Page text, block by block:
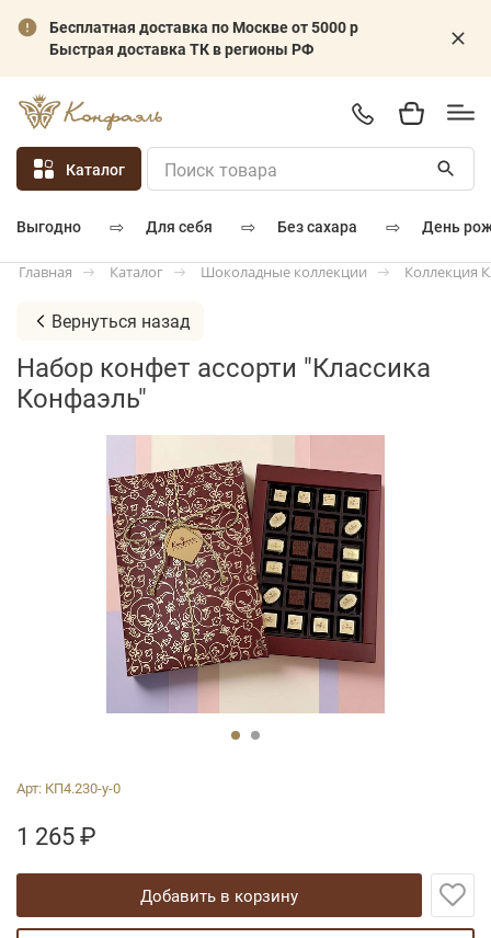
Бесплатная доставка по Москве от 5000 р
Быстрая доставка ТК в регионы РФ
Каталог
выгодно ⇨ для себя ⇨ без сахара ⇨ день
Главная Каталог Шоколадные коллекции Коллекция
Вернуться назад
Набор конфет ассорти "Классика
Конфаэль"
Арт: КП4.230-у-0
1 265₽
добавить в корзину